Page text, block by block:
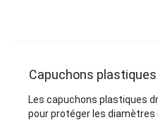
Capuchons
Les capuchons plastiques
pour protéger les